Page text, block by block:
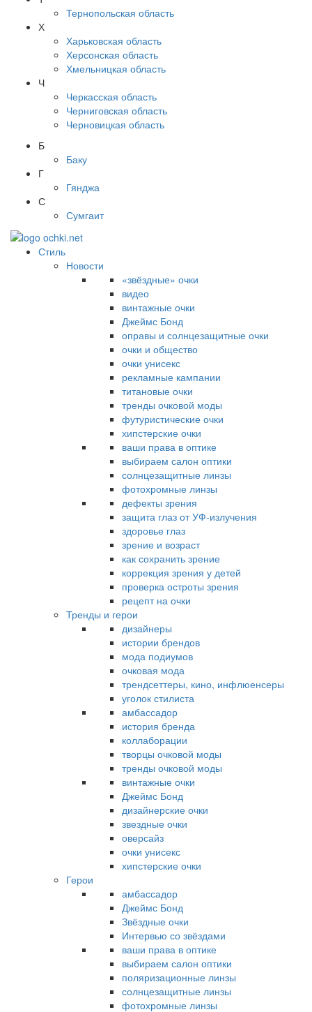
Тернопольская область
Х
Харьковская область
Херсонская область
Хмельницкая область
Ч
Черкасская область
Черниговская область
Черновицкая область
Б
Баку
Г
Гянджа
С
Сумгаит
Стиль
Новости
«звёздные» очки
видео
винтажные очки
Джеймс Бонд
оправы и солнцезащитные очки
очки и общество
очки унисекс
рекламные кампании
титановые очки
тренды очковой моды
футуристические очки
хипстерские очки
ваши права в оптике
выбираем салон оптики
солнцезащитные линзы
фотохромные линзы
дефекты зрения
защита глаз от УФ-излучения
здоровье глаз
зрение и возраст
как сохранить зрение
коррекция зрения у детей
проверка остроты зрения
рецепт на очки
Тренды и герои
дизайнеры
истории брендов
мода подиумов
очковая мода
трендсеттеры, кино, инфлюенсеры
уголок стилиста
амбассадор
история бренда
коллаборации
творцы очковой моды
тренды очковой моды
винтажные очки
Джеймс Бонд
дизайнерские очки
звездные очки
оверсайз
очки унисекс
хипстерские очки
Герои
амбассадор
Джеймс Бонд
Звёздные очки
Интервью со звёздами
ваши права в оптике
выбираем салон оптики
поляризационные линзы
солнцезащитные линзы
фотохромные линзы